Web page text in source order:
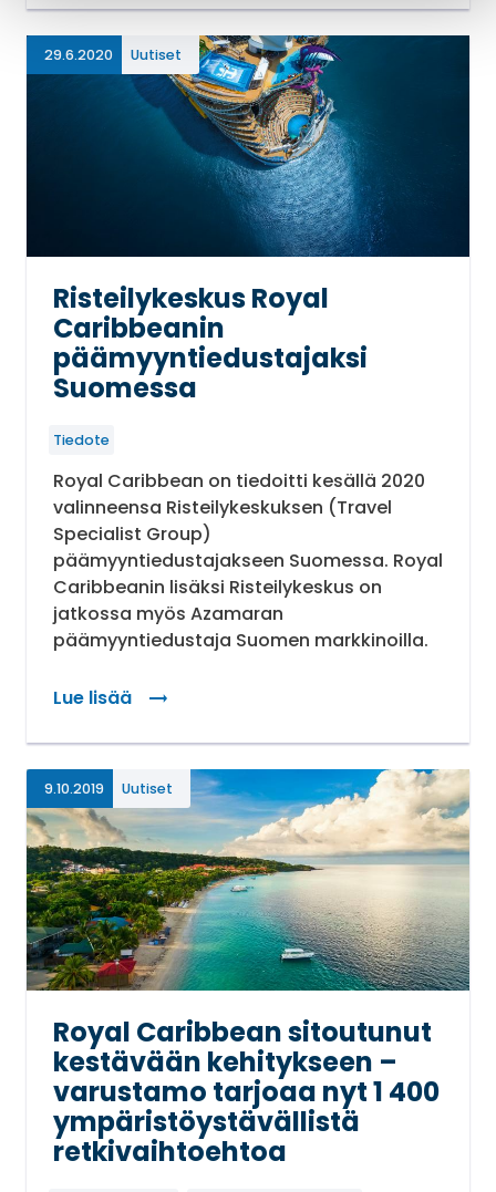
29.6.2020 Uutiset
Risteilykeskus Royal
Caribbeanin
päämyyntiedustajaksi
Suomessa
Tiedote
Royal Caribbean on tiedoitti kesällä 2020
valinneensa Risteilykeskuksen (Travel
Specialist Group)
päämyyntiedustajakseen Suomessa. Royal
Caribbeanin lisäksi Risteilykeskus on
jatkossa myös Azamaran
päämyyntiedustaja Suomen markkinoilla.
Lue lisää
: Risteilykeskus Royal Caribbeanin
9.10.2019 Uutiset
Royal Caribbean sitoutunut
kestävään kehitykseen –
varustamo tarjoaa nyt 1 400
ympäristöystävällistä
retkivaihtoehtoa